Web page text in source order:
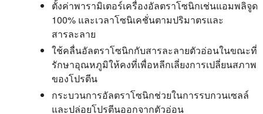
ตั้งค่าพารามิเตอร์เครื่องอัลตราโซนิกเช่นแอมพลิจูด
100% และเวลาโซนิเคชั่นตามปริมาตรและ
สารละลาย
ใช้คลื่นอัลตราโซนิกกับสารละลายตัวอ่อนในขณะที่
รักษาอุณหภูมิให้คงที่เพื่อหลีกเลี่ยงการเปลี่ยนสภาพ
ของโปรตีน
กระบวนการอัลตราโซนิกช่วยในการรบกวนเซลล์
และปล่อยโปรตีนออกจากตัวอ่อน